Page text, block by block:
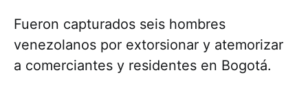
Fueron capturados seis hombres
venezolanos por extorsionar y atemorizar
a comerciantes y residentes en Bogotá.